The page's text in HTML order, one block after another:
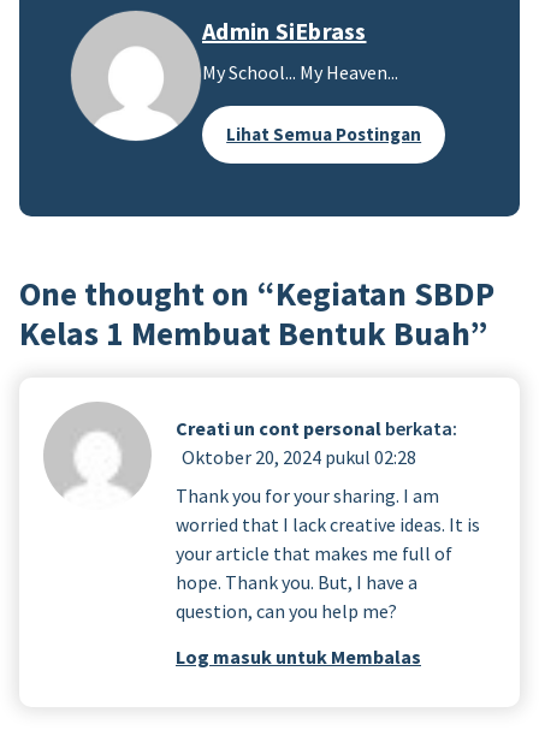
Admin SiEbrass
My School... My Heaven...
Lihat Semua Postingan
One thought on “Kegiatan SBDP
Kelas 1 Membuat Bentuk Buah”
Creati un cont personal berkata:
Oktober 20, 2024 pukul 02:28
Thank you for your sharing. I am
worried that I lack creative ideas. It is
your article that makes me full of
hope. Thank you. But, I have a
question, can you help me?
Log masuk untuk Membalas